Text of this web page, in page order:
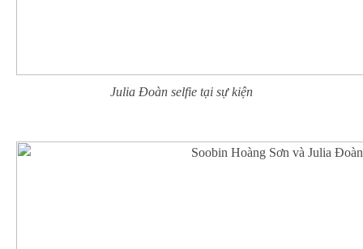
Julia Đoàn selfie tại sự kiện